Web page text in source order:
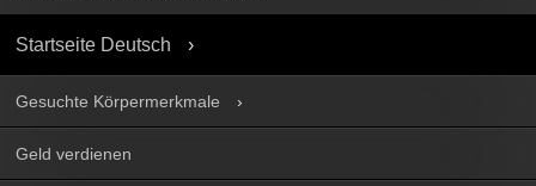
Startseite Deutsch
Gesuchte Körpermerkmale
Geld verdienen